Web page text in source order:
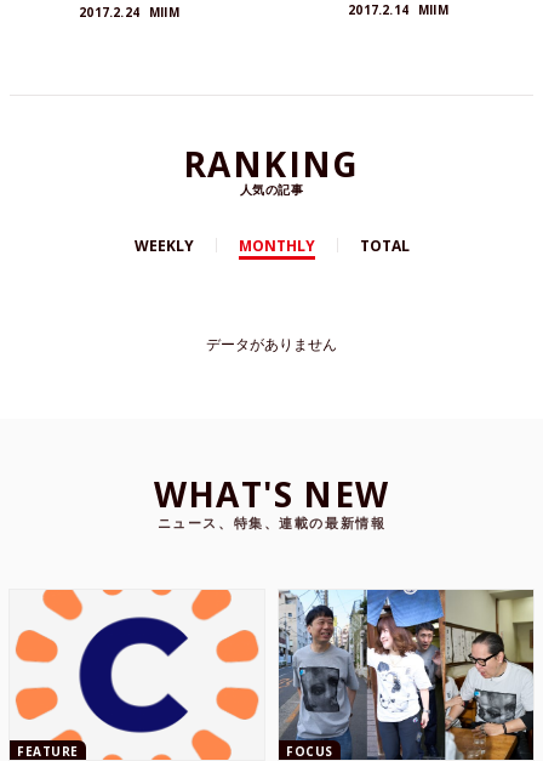
2017.2.24 MIIM 2017.2.14 MIIM
RANKING
人気の記事
WEEKLY MONTHLY TOTAL
データがありません
WHAT'S NEW
ニュース、特集、連載の最新情報
FEATURE FOCUS